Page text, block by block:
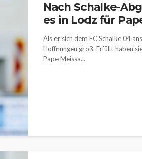
Nach Schalke-
es in Lodz für
Als er sich dem FC Schalke 04
Hoffnungen groß. Erfüllt haben
Pape Meissa...